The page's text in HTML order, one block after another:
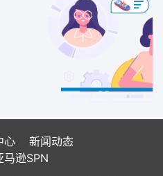
心
新闻动态
马逊SPN